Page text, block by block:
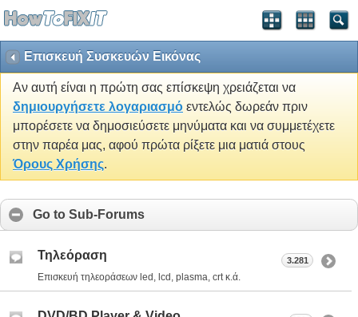
Επισκευή Συσκευών Εικόνας
Αν αυτή είναι η πρώτη σας επίσκεψη χρειάζεται να
δημιουργήσετε λογαριασμό εντελώς δωρεάν πριν
μπορέσετε να δημοσιεύσετε μηνύματα και να συμμετέχετε
στην παρέα μας, αφού πρώτα ρίξετε μια ματιά στους
Όρους Χρήσης.
Go to Sub-Forums
Τηλεόραση
Επισκευή τηλεοράσεων led, lcd, plasma, crt κ.ά.
3.281